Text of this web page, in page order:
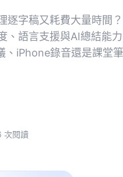
逐字稿又耗費大量時間
、語言支援與AI總結能
iPhone錄音還是課堂
次閱讀